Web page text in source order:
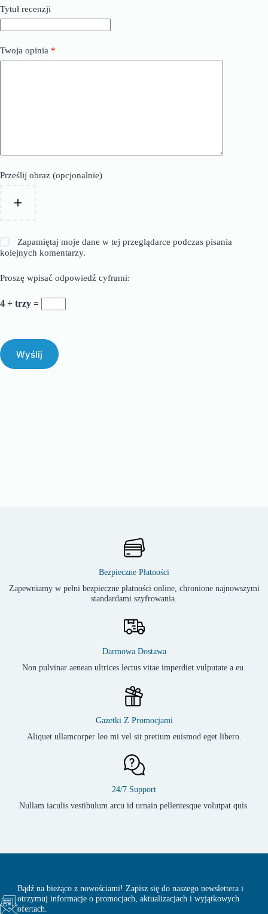
Tytuł recenzji
Twoja opinia *
Prześlij obraz (opcjonalnie)
Zapamiętaj moje dane w tej przeglądarce podczas pisania
kolejnych komentarzy.
Proszę wpisać odpowiedź cyframi:
4 + trzy =
Wyślij
Bezpieczne Płatności
Zapewniamy w pełni bezpieczne płatności online, chronione najnowszymi
standardami szyfrowania.
Darmowa Dostawa
Non pulvinar aenean ultrices lectus vitae imperdiet vulputate a eu.
Gazetki Z Promocjami
Aliquet ullamcorper leo mi vel sit pretium euismod eget libero.
24/7 Support
Nullam iaculis vestibulum arcu id urnain pellentesque volutpat quis.
Bądź na bieżąco z nowościami! Zapisz się do naszego newslettera i
otrzymuj informacje o promocjach, aktualizacjach i wyjątkowych
ofertach.